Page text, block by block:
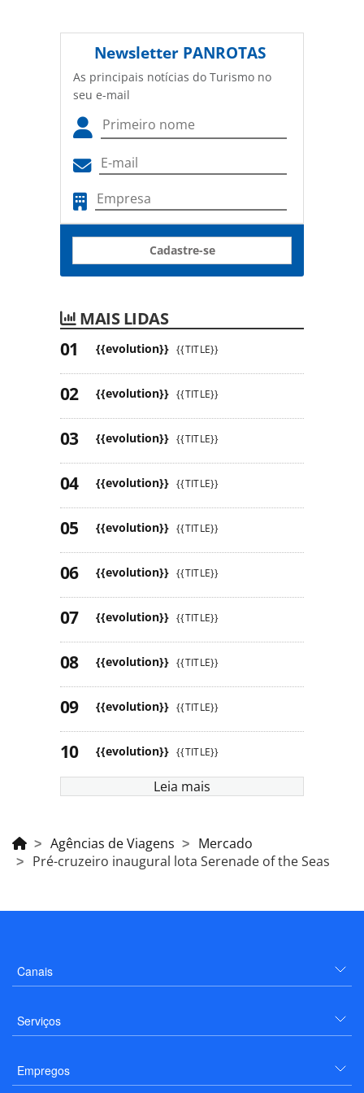
Newsletter PANROTAS
As principais notícias do Turismo no
seu e-mail
Cadastre-se
MAIS LIDAS
{{evolution}} {{TITLE}}
{{evolution}} {{TITLE}}
{{evolution}} {{TITLE}}
{{evolution}} {{TITLE}}
{{evolution}} {{TITLE}}
{{evolution}} {{TITLE}}
{{evolution}} {{TITLE}}
{{evolution}} {{TITLE}}
{{evolution}} {{TITLE}}
{{evolution}} {{TITLE}}
Leia mais
Agências de Viagens
Mercado
Pré-cruzeiro inaugural lota Serenade of the Seas
Canais
Serviços
Empregos